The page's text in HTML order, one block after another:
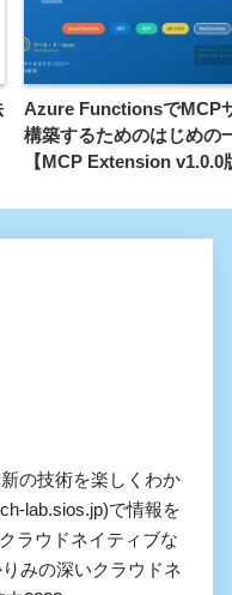
Azure FunctionsでMCP
構築するためのはじめの
【MCP Extension v1.0.0
の技術を楽しくわか
lab.sios.jp)で情報を
ラウドネイティブな
みの深いクラウドネ